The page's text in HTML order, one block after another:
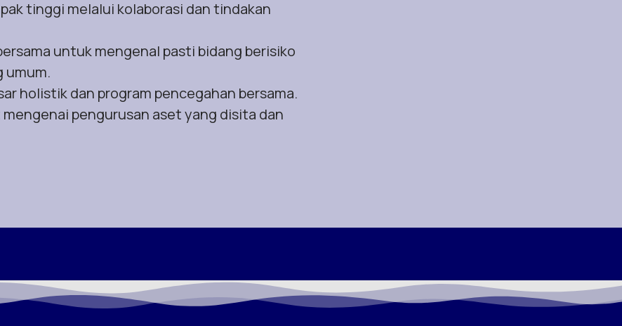
tinggi melalui kolaborasi dan tindakan
untuk mengenal pasti bidang berisiko
umum.
holistik dan program pencegahan bersama.
pengurusan aset yang disita dan